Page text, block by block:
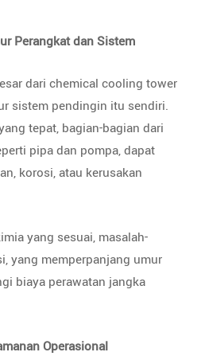
Perangkat dan Sistem
dari chemical cooling tower
sistem pendingin itu sendiri.
tepat, bagian-bagian dari
pipa dan pompa, dapat
korosi, atau kerusakan
yang sesuai, masalah-
yang memperpanjang umur
biaya perawatan jangka
Operasional